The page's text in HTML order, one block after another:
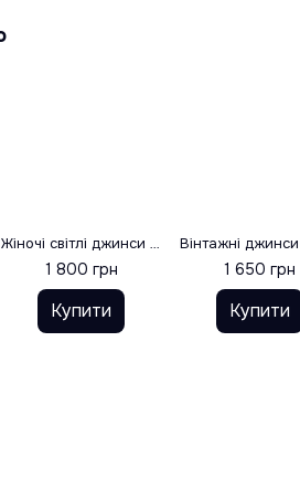
Жіночі світлі джинси мом (весна), розмір 34
1 800 грн
Купити
1 650 грн
Купити